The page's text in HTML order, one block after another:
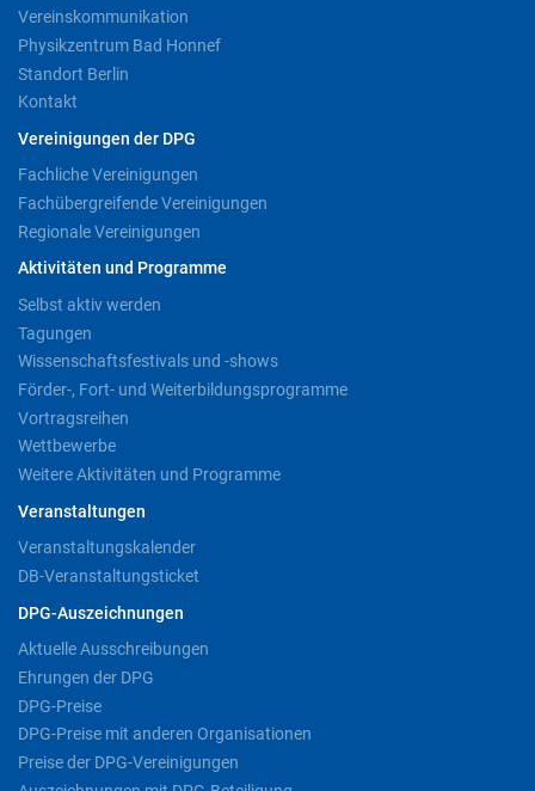
Vereinskommunikation
Physikzentrum Bad Honnef
Standort Berlin
Kontakt
Vereinigungen der DPG
Fachliche Vereinigungen
Fachübergreifende Vereinigungen
Regionale Vereinigungen
Aktivitäten und Programme
Selbst aktiv werden
Tagungen
Wissenschaftsfestivals und -shows
Förder-, Fort- und Weiterbildungsprogramme
Vortragsreihen
Wettbewerbe
Weitere Aktivitäten und Programme
Veranstaltungen
Veranstaltungskalender
DB-Veranstaltungsticket
DPG-Auszeichnungen
Aktuelle Ausschreibungen
Ehrungen der DPG
DPG-Preise
DPG-Preise mit anderen Organisationen
Preise der DPG-Vereinigungen